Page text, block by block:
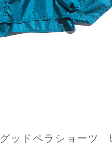
グッドペラショーツ